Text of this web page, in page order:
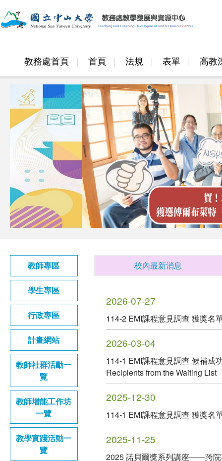
教務處首頁 首頁 法規 表單 高教
邁頂計畫
教師專區
學生專區
行政專區
計畫網站
教師社群活動一
覽
教師增能工作坊
一覽
教學實踐活動一
覽
校內最新消息
2026-07-27
114-2 EMI課程意見調查 獲獎
2026-03-04
114-1 EMI課程意見調查 候補成
Recipients from the Waiting List
2025-12-30
114-1 EMI課程意見調查 獲獎名
2025-11-25
2025 諾貝爾獎系列講座——跨